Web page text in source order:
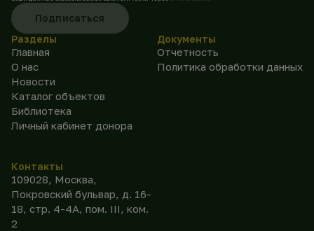
Подписаться
Разделы
Главная
О нас
Новости
Каталог объектов
Библиотека
Личный кабинет донора
Документы
Отчетность
Политика обработки данных
Контакты
109028, Москва,
Покровский бульвар, д. 16-
18, стр. 4-4А, пом. III, ком.
2